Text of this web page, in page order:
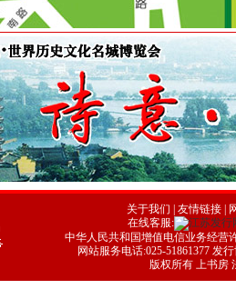
关于我们 友情链接 |
在线客服:
中华人民共和国增值电信业务经营
网站服务电话:025-51861377 发
版权所有 上书房